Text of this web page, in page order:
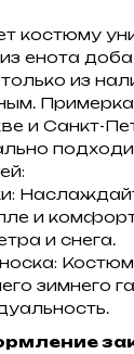
костюму
енота
из
и Санкт-
и
и снега.
зимнего